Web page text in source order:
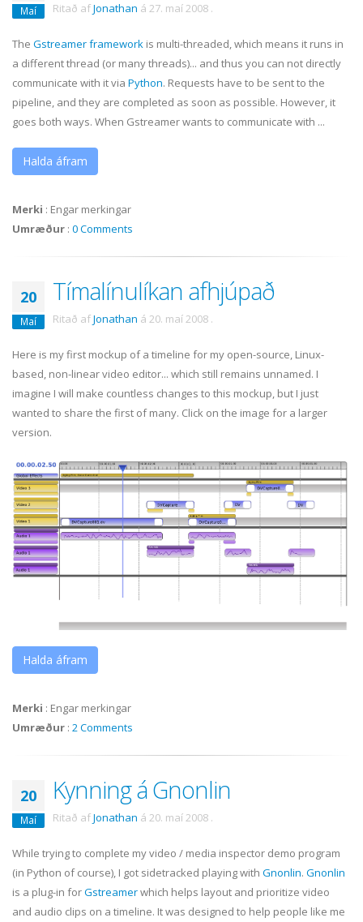
Maí Ritað afJonathan á 27. maí 2008 .
The Gstreamerframework is multi-threaded, which means it runs in
a different thread (or many threads)... and thus you can not directly
communicate with it via Python. Requests have to be sent to the
pipeline, and they are completed as soon as possible. However, it
goes both ways. When Gstreamerwants to communicate with ...
Halda áfram
Merki : Engar merkingar
Umræður : 0 Comments
20
Maí
Tímalínulíkan afhjúpað
Ritað afJonathan á 20. maí 2008 .
Here is my first mockup of a timeline for my open-source, Linux-
based, non-linear video editor... which still remains unnamed. I
imagine I will make countless changes to this mockup, but I just
wanted to share the first of many. Click on the image for a larger
version.
Halda áfram
Merki : Engar merkingar
Umræður : 2 Comments
20
Maí
Kynning á Gnonlin
Ritað afJonathan á 20. maí 2008 .
While trying to complete my video / media inspector demo program
(in Python of course), I got sidetracked playing with Gnonlin. Gnonlin
is a plug-in forGstreamerwhich helps layout and prioritize video
and audio clips on a timeline. It was designed to help people like me